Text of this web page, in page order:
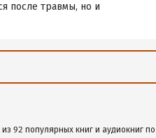
после травмы, но и
92 популярных книг и аудиокниг